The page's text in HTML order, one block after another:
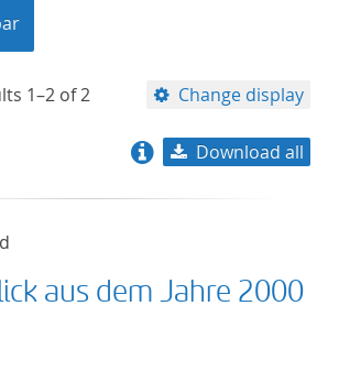
1–2 of2 Change display
title descending
Download all
aus dem Jahre 2000